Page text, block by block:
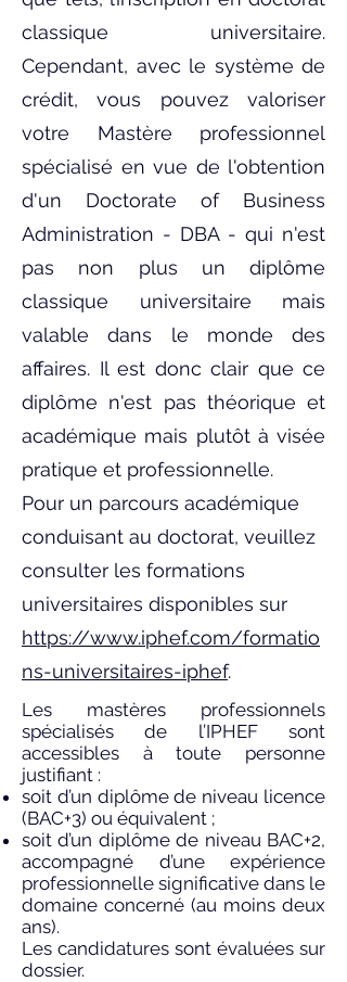
classique universitaire.
Cependant, avec le système de
crédit, vous pouvez valoriser
votre Mastère professionnel
spécialisé en vue de l'obtention
d'un Doctorate of Business
Administration - DBA - qui n'est
pas non plus un diplôme
classique universitaire mais
valable dans le monde des
affaires. Il est donc clair que ce
diplôme n'est pas théorique et
académique mais plutôt à visée
pratique et professionnelle.
Pour un parcours académique
conduisant au doctorat, veuillez
consulter les formations
universitaires disponibles sur
https://www.iphef.com/formatio
ns-universitaires-iphef.
Les mastères professionnels
spécialisés de l’IPHEF sont
accessibles à toute personne
justifiant :
soit d’un diplôme de niveau licence
(BAC+3) ou équivalent ;
soit d’un diplôme de niveau BAC+2,
accompagné d’une expérience
professionnelle significative dans le
domaine concerné (au moins deux
ans).
Les candidatures sont évaluées sur
dossier.